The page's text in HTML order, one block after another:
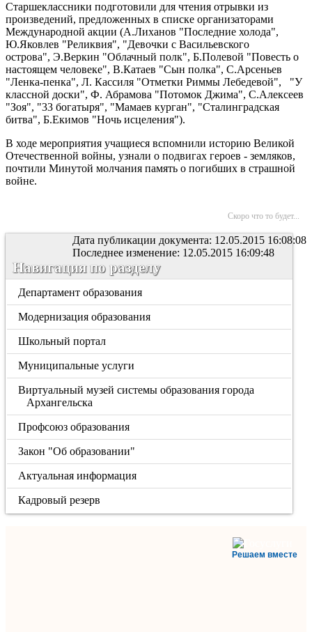
Старшеклассники подготовили для чтения отрывки из
произведений, предложенных в списке организаторами
Международной акции (А.Лиханов "Последние холода",
Ю.Яковлев "Реликвия", "Девочки с Васильевского
острова", Э.Веркин "Облачный полк", Б.Полевой "Повесть о
настоящем человеке", В.Катаев "Сын полка", С.Арсеньев
"Ленка-пенка", Л. Кассиля "Отметки Риммы Лебедевой", "У
классной доски", Ф. Абрамова "Потомок Джима", С.Алексеев
"Зоя", "33 богатыря", "Мамаев курган", "Сталинградская
битва", Б.Екимов "Ночь исцеления").
В ходе мероприятия учащиеся вспомнили историю Великой
Отечественной войны, узнали о подвигах героев - земляков,
почтили Минутой молчания память о погибших в страшной
войне.
Скоро что то будет...
Дата публикации документа: 12.05.2015 16:08:08
Последнее изменение: 12.05.2015 16:09:48
Навигация по разделу
Департамент образования
Модернизация образования
Школьный портал
Муниципальные услуги
Виртуальный музей системы образования города
Архангельска
Профсоюз образования
Закон "Об образовании"
Актуальная информация
Кадровый резерв
Решаем вместе